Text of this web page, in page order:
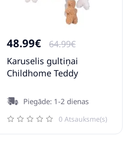
48.99€
64.99€
Karuselis gultiņai
Childhome Teddy
Piegāde: 1-2 dienas
0 Atsauksme(s)